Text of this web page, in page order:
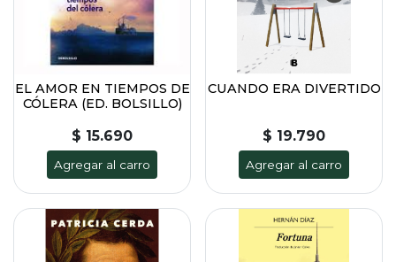
EL AMOR EN TIEMPOS DE
CÓLERA (ED. BOLSILLO)
$ 15.690
Agregar al carro
CUANDO ERA DIVERTIDO
$ 19.790
Agregar al carro